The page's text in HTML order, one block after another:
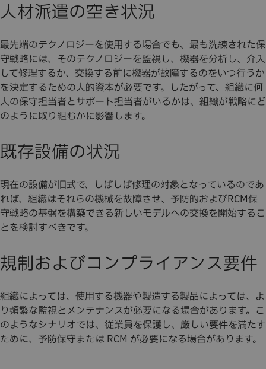
人材派遣の空き状況
最先端のテクノロジーを使用する場合でも、最も洗練された保
守戦略には、そのテクノロジーを監視し、機器を分析し、介入
して修理するか、交換する前に機器が故障するのをいつ行うか
を決定するための人的資本が必要です。したがって、組織に何
人の保守担当者とサポート担当者がいるかは、組織が戦略にど
のように取り組むかに影響します。
既存設備の状況
現在の設備が旧式で、しばしば修理の対象となっているのであ
れば、組織はそれらの機械を故障させ、予防的およびRCM保
守戦略の基盤を構築できる新しいモデルへの交換を開始するこ
とを検討すべきです。
規制およびコンプライアンス要件
組織によっては、使用する機器や製造する製品によっては、よ
り頻繁な監視とメンテナンスが必要になる場合があります。こ
のようなシナリオでは、従業員を保護し、厳しい要件を満たす
ために、予防保守または RCM が必要になる場合があります。